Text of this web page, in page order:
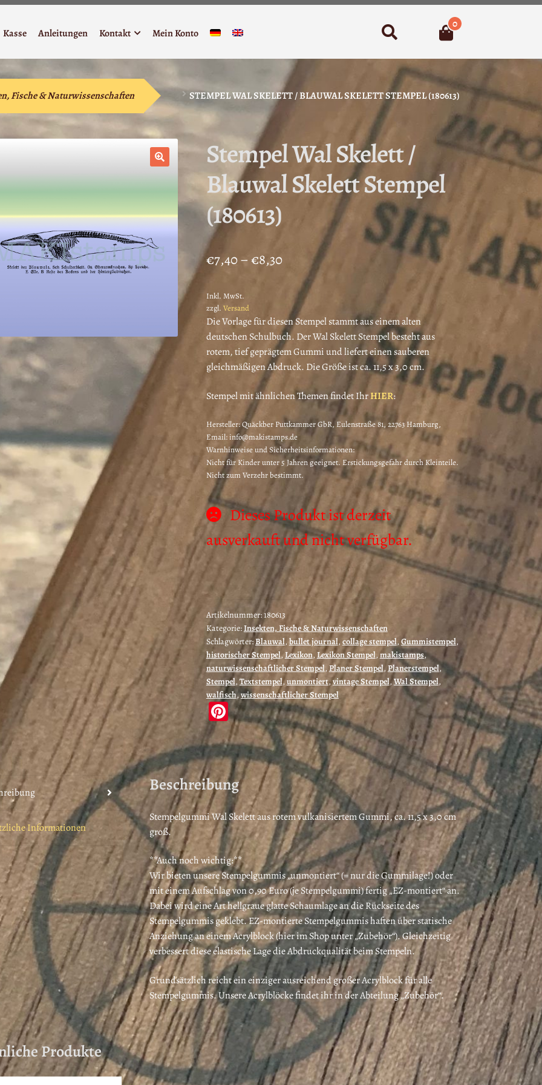
Kasse Anleitungen Kontakt Mein Konto Suchen 0
Fische & Naturwissenschaften STEMPEL WAL SKELETT / BLAUWAL SKELETT STEMPEL (180613)
Stempel Wal Skelett /
Blauwal Skelett Stempel
(180613)
€7,40–€8,30Preisspanne:
€7,40
bis
€8,30
Inkl. MwSt.
zzgl. Versand
Die Vorlage für diesen Stempel stammt aus einem alten
deutschen Schulbuch. Der Wal Skelett Stempel besteht aus
rotem, tief geprägtem Gummi und liefert einen sauberen
gleichmäßigen Abdruck. Die Größe ist ca. 11,5 x 3,0 cm.
Stempel mit ähnlichen Themen findet IhrHIER:
Hersteller:Quäckber Puttkammer GbR, Eulenstraße 81, 22763 Hamburg,
Email: info@makistamps.de
Warnhinweise und Sicherheitsinformationen:
Nicht für Kinder unter 5 Jahren geeignet. Erstickungsgefahr durch Kleinteile.
Nicht zum Verzehr bestimmt.
Dieses Produkt ist derzeit
ausverkauft und nicht verfügbar.
Artikelnummer:180613
Kategorie:Insekten, Fische & Naturwissenschaften
Schlagwörter:Blauwal, bullet journal, collage stempel, Gummistempel,
historischer Stempel,Lexikon, Lexikon Stempel, makistamps,
naturwissenschaftlicher Stempel, Planer Stempel,Planerstempel,
Stempel, Textstempel,unmontiert,vintage Stempel,Wal Stempel,
walfisch,wissenschaftlicher Stempel
Pi
nt
er
es
t
Informationen
Beschreibung
Stempelgummi Wal Skelett aus rotem vulkanisiertem Gummi, ca. 11,5 x 3,0 cm
groß.
**Auch noch wichtig:**
Wir bieten unsere Stempelgummis „unmontiert“ (= nur die Gummilage!) oder
mit einem Aufschlag von 0,90 Euro (je Stempelgummi) fertig „EZ-montiert“ an.
Dabei wird eine Art hellgraue glatte Schaumlage an die Rückseite des
Stempelgummis geklebt. EZ-montierte Stempelgummis haften über statische
Anziehung an einem Acrylblock (hier im Shop unter „Zubehör“). Gleichzeitig
verbessert diese elastische Lage die Abdruckqualität beim Stempeln.
Grundsätzlich reicht ein einziger ausreichend großer Acrylblock für alle
Stempelgummis. Unsere Acrylblöcke findet ihr in der Abteilung „Zubehör“.
Produkte